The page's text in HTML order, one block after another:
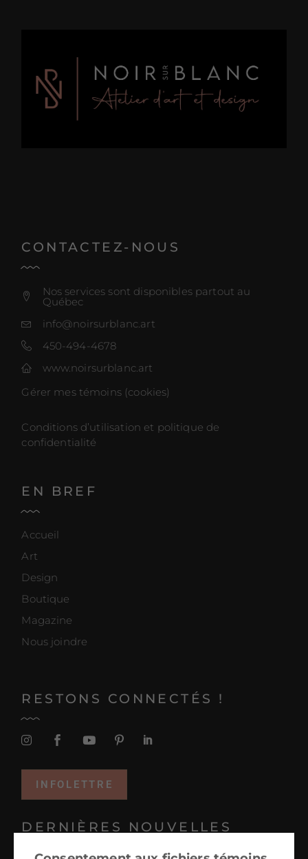
CONTACTEZ-NOUS
Nos services sont disponibles partout au
Québec
info@noirsurblanc.art
450-494-4678
www.noirsurblanc.art
Gérer mes témoins (cookies)
Conditions d’utilisation et politique de
confidentialité
EN BREF
Accueil
Art
Design
Boutique
Magazine
Nous joindre
RESTONS CONNECTÉS !
INFOLETTRE
DERNIÈRES NOUVELLES